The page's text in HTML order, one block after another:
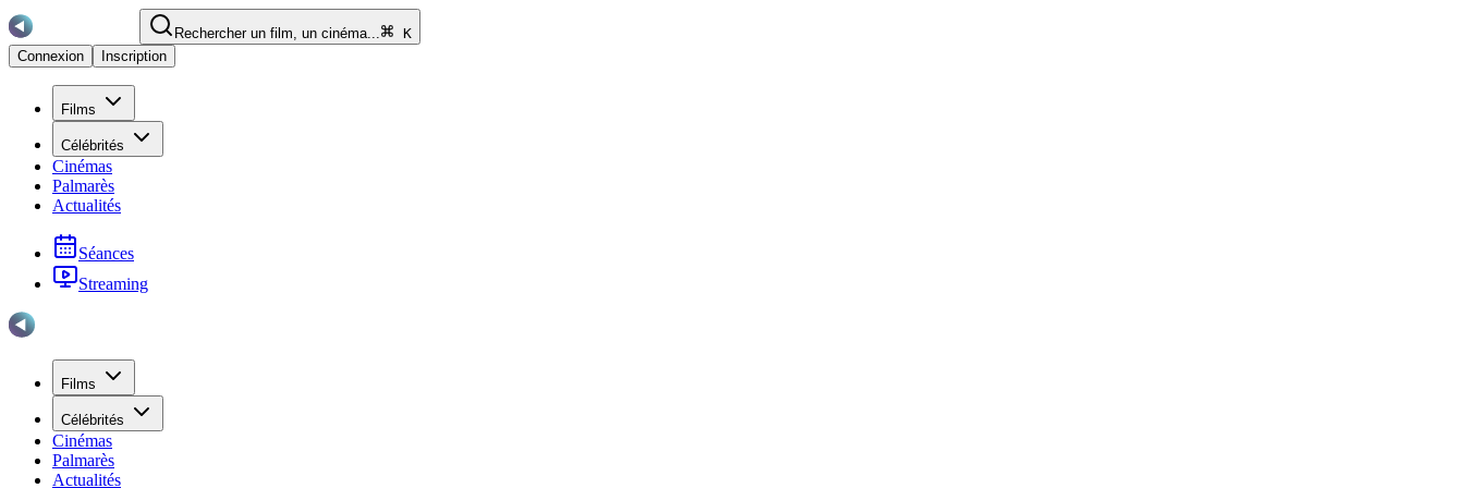
Rechercher un film, un cinéma...
K
Connexion
Inscription
Films
Célébrités
Cinémas
Palmarès
Actualités
Séances
Streaming
Films
Célébrités
Cinémas
Palmarès
Actualités